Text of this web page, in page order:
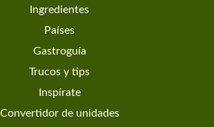
Ingredientes
Países
Gastroguía
Trucos y tips
Inspírate
Convertidor de unidades